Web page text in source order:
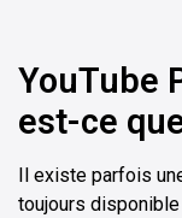
YouTube
est-ce
Il existe parfois
toujours